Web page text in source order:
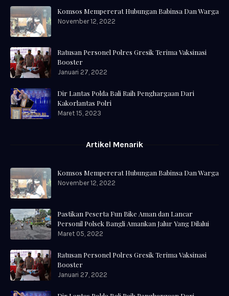
Komsos Mempererat Hubungan Babinsa Dan Warga
November 12, 2022
Ratusan Personel Polres Gresik Terima Vaksinasi
Booster
Januari 27, 2022
Dir Lantas Polda Bali Raih Penghargaan Dari
Kakorlantas Polri
Maret 15, 2023
Artikel Menarik
Komsos Mempererat Hubungan Babinsa Dan Warga
November 12, 2022
Pastikan Peserta Fun Bike Aman dan Lancar
Personil Polsek Bangli Amankan Jalur Yang Dilalui
Maret 05, 2022
Ratusan Personel Polres Gresik Terima Vaksinasi
Booster
Januari 27, 2022